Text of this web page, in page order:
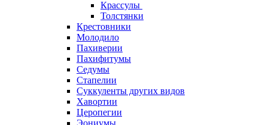
Крассулы
Толстянки
Крестовники
Молодило
Пахиверии
Пахифитумы
Седумы
Стапелии
Суккуленты других видов
Хавортии
Церопегии
Эониумы